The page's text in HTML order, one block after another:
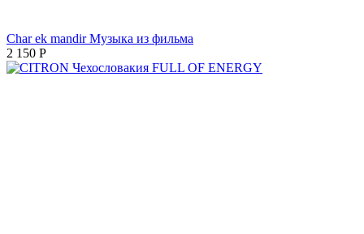
Char ek mandir Музыка из фильма
2 150 Р